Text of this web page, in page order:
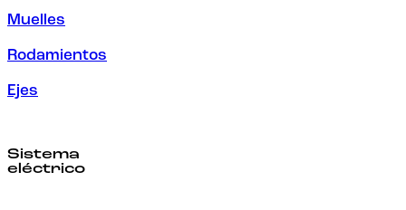
Muelles
Rodamientos
Ejes
Sistema
eléctrico